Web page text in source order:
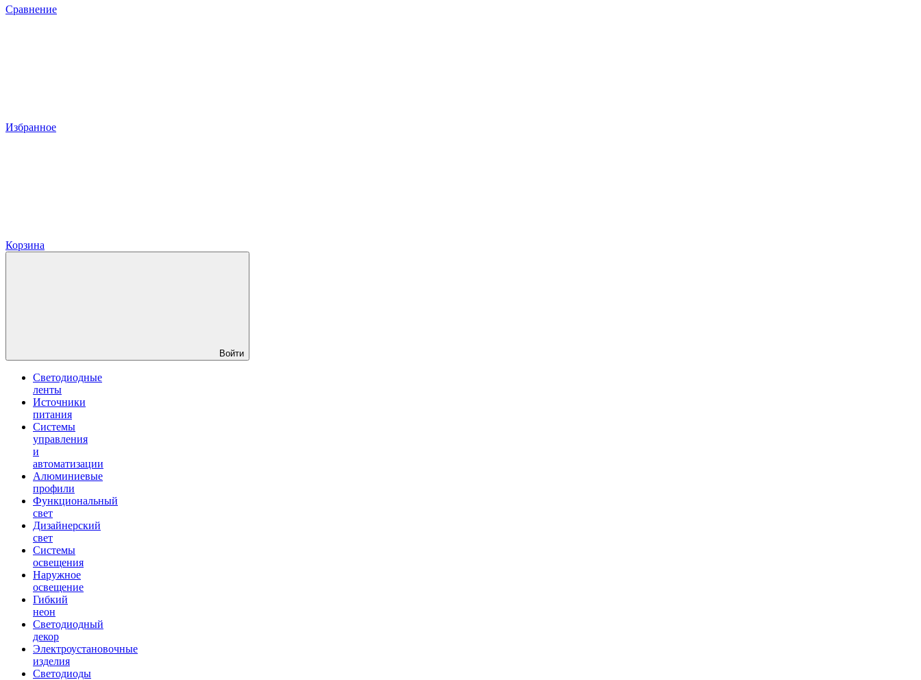
Сравнение
Избранное
Корзина
Войти
Светодиодные
ленты
Источники
питания
Системы
управления
и
автоматизации
Алюминиевые
профили
Функциональный
свет
Дизайнерский
свет
Системы
освещения
Наружное
освещение
Гибкий
неон
Светодиодный
декор
Электроустановочные
изделия
Светодиоды